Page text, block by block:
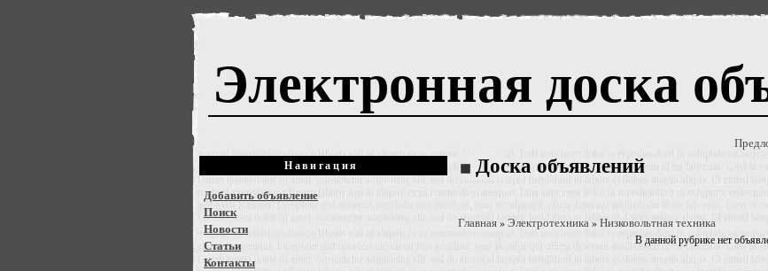
Электронная доска
Навигация
Добавить объявление
Поиск
Новости
Статьи
Контакты
Доска объявлений
Главная»Электротехника»Низковольтная техника
В данной рубрике нет